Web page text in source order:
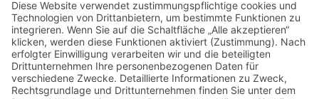
Kontakt & Anfahrt
Öffnungszeiten
Stellenangebote
FAQ
Impressum